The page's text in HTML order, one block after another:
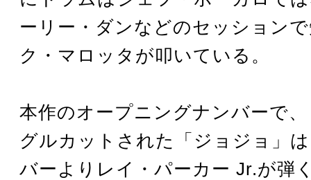
ーリー・ダンなどのセッション
ク・マロッタが叩いている。
本作のオープニングナンバーで
グルカットされた「ジョジョ」
バーよりレイ・パーカー Jr.が弾